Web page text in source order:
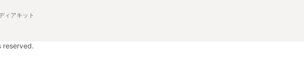
ィアキット
reserved.